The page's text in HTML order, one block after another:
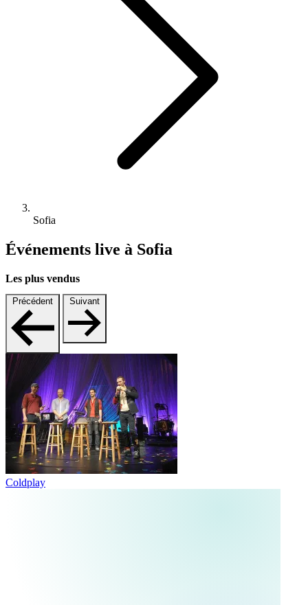
Sofia
Événements live à Sofia
Les plus vendus
Précédent Suivant
Coldplay